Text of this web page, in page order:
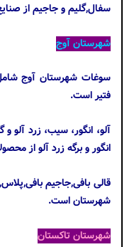
سفال,گلیم و جاجیم از
شهرستان آوج
سوغات شهرستان آوج
فتیر است.
آلو، انگور، سیب، زرد
انگور و برگه زرد آلو از
قالی بافی,جاجیم
شهرستان است.
شهرستان تاکستان